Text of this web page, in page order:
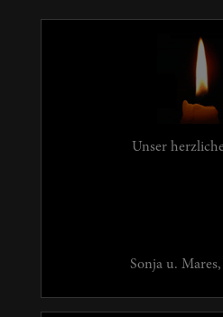
Unser
Sonja u.